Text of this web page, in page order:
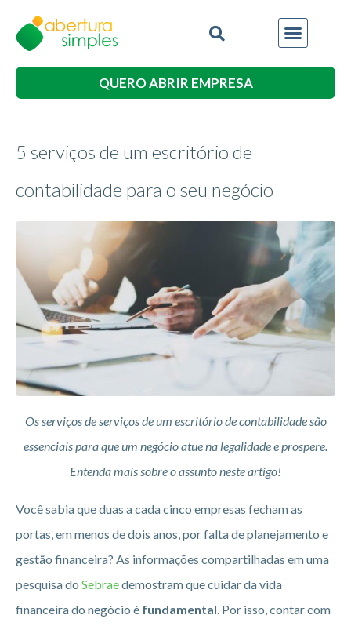
QUERO ABRIR EMPRESA
5 serviços de um escritório de
contabilidade para o seu negócio
Os serviços de serviços de um escritório de contabilidade são
essenciais para que um negócio atue na legalidade e prospere.
Entenda mais sobre o assunto neste artigo!
Você sabia que duas a cada cinco empresas fecham as
portas, em menos de dois anos, por falta de planejamento e
gestão financeira? As informações compartilhadas em uma
pesquisa do Sebraedemostram que cuidar da vida
financeira do negócio é fundamental. Por isso, contar com